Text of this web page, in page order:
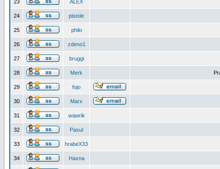
23 ALEX
24 pistole
25 philo
26 zdeno1
27 bruggi
28 Merk
29 fojo
30 Marx
31 wawrik
32 Pasul
33 hrabeX33
34 Haxna